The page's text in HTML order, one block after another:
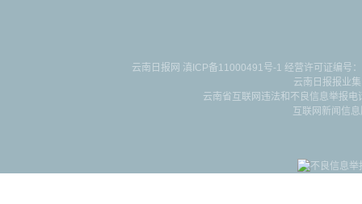
云南日报网 滇ICP备11000491号-1 经营许可证编号
云南日报报业
云南省互联网违法和不良信息举报
互联网新闻信